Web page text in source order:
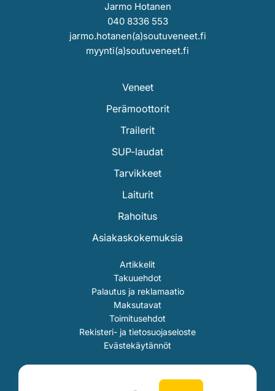
Jarmo Hotanen
040 8336 553
jarmo.hotanen(a)soutuveneet.fi
myynti(a)soutuveneet.fi
Veneet
Perämoottorit
Trailerit
SUP-laudat
Tarvikkeet
Laiturit
Rahoitus
Asiakaskokemuksia
Artikkelit
Takuuehdot
Palautus ja reklamaatio
Maksutavat
Toimitusehdot
Rekisteri- ja tietosuojaseloste
Evästekäytännöt